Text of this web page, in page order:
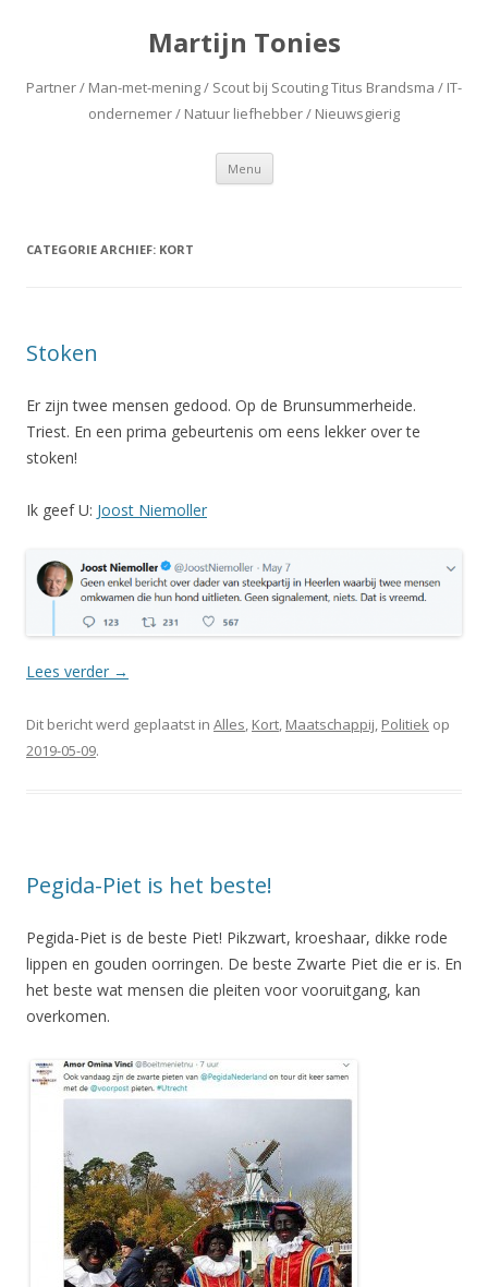
Martijn Tonies
Partner / Man-met-mening / Scout bij Scouting Titus Brandsma / IT-
ondernemer / Natuur liefhebber / Nieuwsgierig
Menu Spring naar de inhoud
CATEGORIE ARCHIEF: KORT
Stoken
Er zijn twee mensen gedood. Op de Brunsummerheide.
Triest. En een prima gebeurtenis om eens lekker over te
stoken!
Ik geef U: Joost Niemoller
Lees verder →
Dit bericht werd geplaatst in Alles, Kort, Maatschappij, Politiek op
2019-05-09.
Pegida-Piet is het beste!
Pegida-Piet is de beste Piet! Pikzwart, kroeshaar, dikke rode
lippen en gouden oorringen. De beste Zwarte Piet die er is. En
het beste wat mensen die pleiten voor vooruitgang, kan
overkomen.